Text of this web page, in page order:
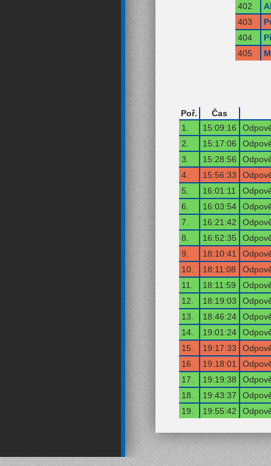
402
403
404
405
Poř.
Čas
1.
15:09:16
2.
15:17:06
3.
15:28:56
4.
15:56:33
5.
16:01:11
6.
16:03:54
7.
16:21:42
8.
16:52:35
9.
18:10:41
10.
18:11:08
11.
18:11:59
12.
18:19:03
13.
18:46:24
14.
19:01:24
15.
19:17:33
16.
19:18:01
17.
19:19:38
18.
19:43:37
19.
19:55:42